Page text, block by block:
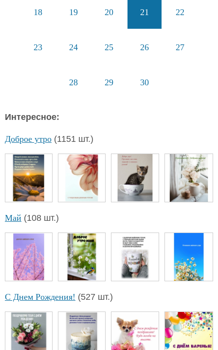
18 19 20 21 22
23 24 25 26 27
28 29 30
Интересное:
Доброе утро (1151 шт.)
Май (108 шт.)
С Днем Рождения! (527 шт.)